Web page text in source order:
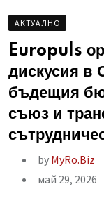
AКТУАЛНО
Europuls
дискусия в
бъдещия
съюз и
by MyRo.Biz
май 29, 2026